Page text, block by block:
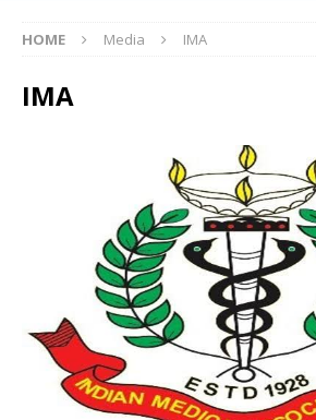
HOME Media IMA
IMA